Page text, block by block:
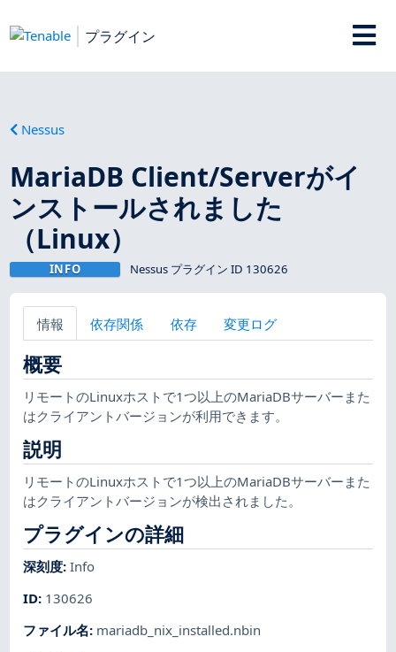
プラグイン
Nessus
MariaDB Client/Serverがイ
ンストールされました
（Linux）
INFO Nessus プラグイン ID 130626
情報 依存関係 依存 変更ログ
概要
リモートのLinuxホストで1つ以上のMariaDBサーバーまた
はクライアントバージョンが利用できます。
説明
リモートのLinuxホストで1つ以上のMariaDBサーバーまた
はクライアントバージョンが検出されました。
プラグインの詳細
深刻度:Info
ID: 130626
ファイル名: mariadb_nix_installed.nbin